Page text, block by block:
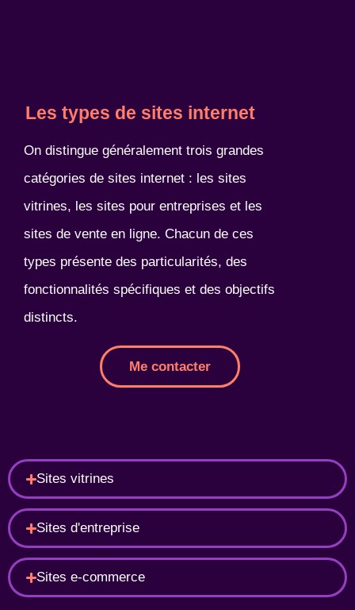
Les types de sites internet
On distingue généralement trois grandes
catégories de sites internet : les sites
vitrines, les sites pour entreprises et les
sites de vente en ligne. Chacun de ces
types présente des particularités, des
fonctionnalités spécifiques et des objectifs
distincts.
Me contacter
Sites vitrines
Sites d'entreprise
Sites e-commerce